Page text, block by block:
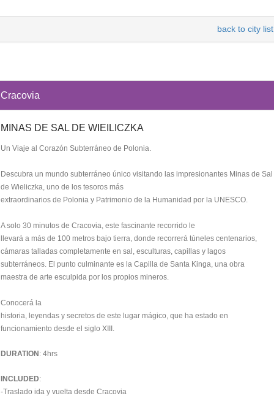
back to city list
Cracovia
MINAS DE SAL DE WIEILICZKA
Un Viaje al Corazón Subterráneo de Polonia.
Descubra un mundo subterráneo único visitando las impresionantes Minas de Sal
de Wieliczka, uno de los tesoros más
extraordinarios de Polonia y Patrimonio de la Humanidad por la UNESCO.
A solo 30 minutos de Cracovia, este fascinante recorrido le
llevará a más de 100 metros bajo tierra, donde recorrerá túneles centenarios,
cámaras talladas completamente en sal, esculturas, capillas y lagos
subterráneos. El punto culminante es la Capilla de Santa Kinga, una obra
maestra de arte esculpida por los propios mineros.
Conocerá la
historia, leyendas y secretos de este lugar mágico, que ha estado en
funcionamiento desde el siglo XIII.
DURATION : 4hrs
INCLUDED:
-Traslado ida y vuelta desde Cracovia